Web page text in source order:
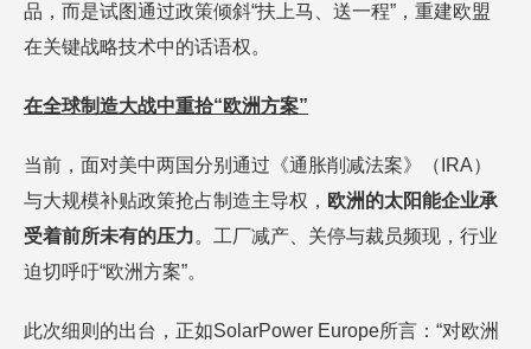
品，而是试图通过政策倾斜“扶上马、送一程”， 重建欧盟
在关键战略技术中的话语权。
在全球制造大战中重拾“欧洲方案”
当前，面对美中两国分别通过《通胀削减法案》（IRA）
与大规模补贴政策抢占制造主导权， 欧洲的太阳能企业承
受着前所未有的压力。工厂减产、关停与裁员频现，行业
迫切呼吁“欧洲方案”。
此次细则的出台，正如SolarPower Europe所言：“对欧洲